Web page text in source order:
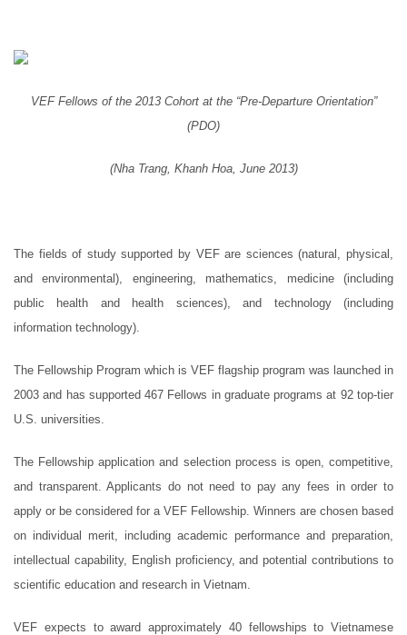
VEF Fellows of the 2013 Cohort at the “Pre-Departure Orientation”
(PDO)
(Nha Trang, Khanh Hoa, June 2013)
The fields of study supported by VEF are sciences (natural, physical,
and environmental), engineering, mathematics, medicine (including
public health and health sciences), and technology (including
information technology).
The Fellowship Program which is VEF flagship program was launched in
2003 and has supported 467 Fellows in graduate programs at 92 top-tier
U.S. universities.
The Fellowship application and selection process is open, competitive,
and transparent. Applicants do not need to pay any fees in order to
apply or be considered for a VEF Fellowship. Winners are chosen based
on individual merit, including academic performance and preparation,
intellectual capability, English proficiency, and potential contributions to
scientific education and research in Vietnam.
VEF expects to award approximately 40 fellowships to Vietnamese